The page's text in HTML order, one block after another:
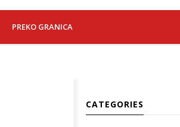
PREKO GRANICA
CATEGORIES